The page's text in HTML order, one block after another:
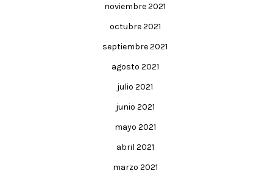
noviembre 2021
octubre 2021
septiembre 2021
agosto 2021
julio 2021
junio 2021
mayo 2021
abril 2021
marzo 2021